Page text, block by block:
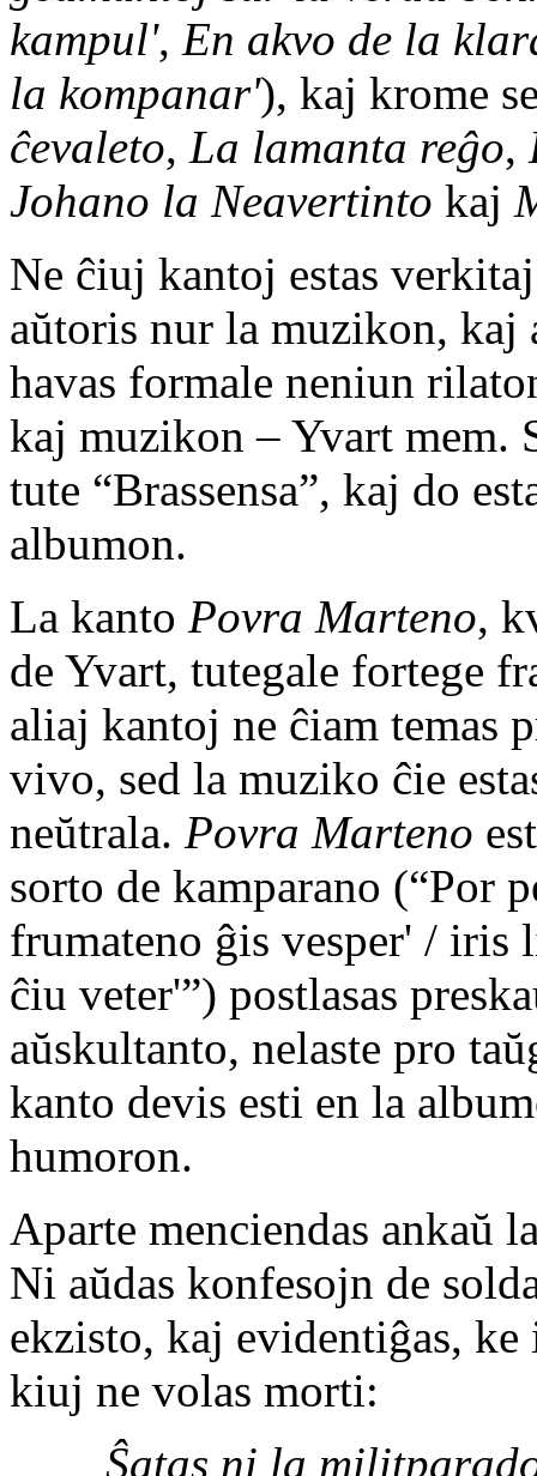
kampul', En akvo de la
la kompanar'), kaj krome
ĉevaleto, La lamanta reĝo,
Johano la Neavertinto kaj
Ne ĉiuj kantoj estas
aŭtoris nur la muzikon, kaj
havas formale neniun
kaj muzikon – Yvart mem.
tute “Brassensa”, kaj do
albumon.
La kanto Povra Marteno,
de Yvart, tutegale fortege
aliaj kantoj ne ĉiam temas
vivo, sed la muziko ĉie
neŭtrala. Povra Marteno
sorto de kamparano (“Por
frumateno ĝis vesper' /
ĉiu veter'”) postlasas
aŭskultanto, nelaste pro
kanto devis esti en la
humoron.
Aparte menciendas ankaŭ
Ni aŭdas konfesojn de
ekzisto, kaj evidentiĝas,
kiuj ne volas morti:
Ŝatas ni la